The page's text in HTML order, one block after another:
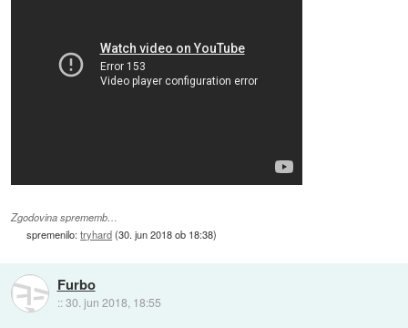
Zgodovina sprememb…
spremenilo:tryhard(30. jun 2018 ob 18:38)
Furbo
::30. jun 2018, 18:55